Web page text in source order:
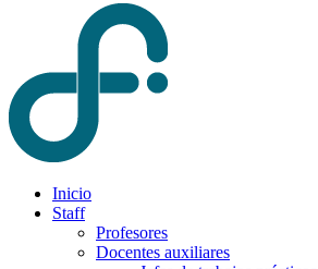
Inicio
Staff
Profesores
Docentes auxiliares